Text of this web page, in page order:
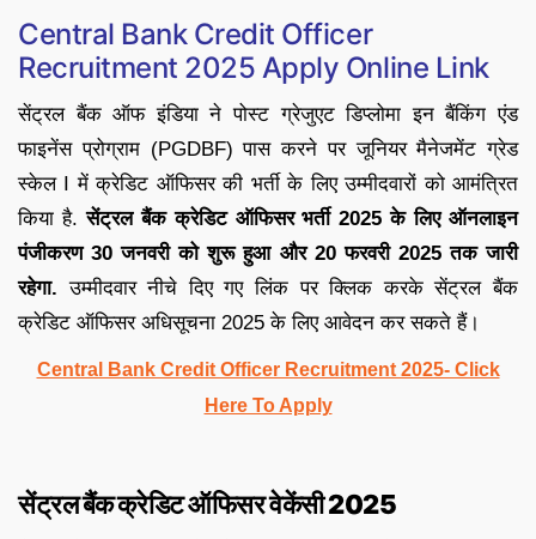
Central Bank Credit Officer
Recruitment 2025 Apply Online Link
सेंट्रल बैंक ऑफ इंडिया ने पोस्ट ग्रेजुएट डिप्लोमा इन बैंकिंग एंड
फाइनेंस प्रोग्राम (PGDBF) पास करने पर जूनियर मैनेजमेंट ग्रेड
स्केल I में क्रेडिट ऑफिसर की भर्ती के लिए उम्मीदवारों को आमंत्रित
किया है.सेंट्रल बैंक क्रेडिट ऑफिसर भर्ती 2025 के लिए ऑनलाइन
पंजीकरण 30 जनवरी को शुरू हुआ और 20 फरवरी 2025 तक जारी
रहेगा. उम्मीदवार नीचे दिए गए लिंक पर क्लिक करके सेंट्रल बैंक
क्रेडिट ऑफिसर अधिसूचना 2025 के लिए आवेदन कर सकते हैं।
Central Bank Credit Officer Recruitment 2025- Click
Here To Apply
सेंट्रल बैंक क्रेडिट ऑफिसर वेकेंसी 2025